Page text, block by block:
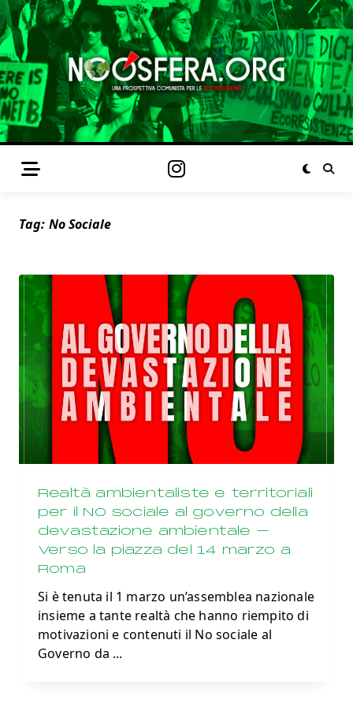
Tag: No Sociale
Realtà ambientaliste e territoriali
per il NO sociale al governo della
devastazione ambientale –
Verso la piazza del 14 marzo a
Roma
Si è tenuta il 1 marzo un’assemblea nazionale
insieme a tante realtà che hanno riempito di
motivazioni e contenuti il No sociale al
Governo da ...